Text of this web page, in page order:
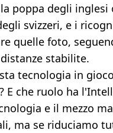
poppa degli inglesi
svizzeri, e i
quelle foto,
stabilite.
tecnologia in
E che ruolo ha
e il mezzo
ma se riduciamo